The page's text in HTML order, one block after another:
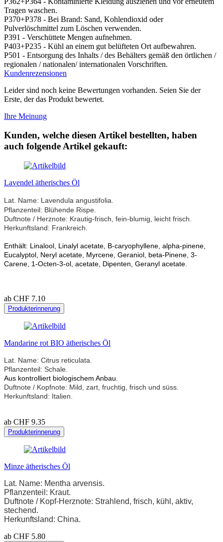
Tragen waschen.
P370+P378 - Bei Brand: Sand, Kohlendioxid oder
Pulverlöschmittel zum Löschen verwenden.
P391 - Verschüttete Mengen aufnehmen.
P403+P235 - Kühl an einem gut belüfteten Ort aufbewahren.
P501 - Entsorgung des Inhalts / des Behälters gemäß den örtlichen /
regionalen / nationalen/ internationalen Vorschriften.
Kundenrezensionen
Leider sind noch keine Bewertungen vorhanden. Seien Sie der
Erste, der das Produkt bewertet.
Ihre Meinung
Kunden, welche diesen Artikel bestellten, haben
auch folgende Artikel gekauft:
Lavendel ätherisches Öl
Lat. Name: Lavendula angustifolia
Pflanzenteil: Blühende Rispe.
Duftnote / Herznote: Krautig-frisch, fein-blumig, leicht frisch.
Herkunftsland: Frankreich.
Enthält: Linalool, Linalyl acetate, B-caryophyllene, alpha-pinene,
Eucalyptol, Neryl acetate, Myrcene, Geraniol, beta-Pinene, 3-
Carene, 1-Octen-3-ol, acetate, Dipenten, Geranyl acetate.
ab CHF 7.10
Produkterinnerung
Mandarine rot BIO ätherisches Öl
Lat. Name: Citrus reticulata.
Pflanzenteil: Schale.
Aus kontrolliert biologischem Anbau.
Duftnote / Kopfnote: Mild, zart, fruchtig, frisch und süss.
Herkunftsland: Italien.
ab CHF 9.35
Produkterinnerung
Minze ätherisches Öl
Lat. Name: Mentha arvensis.
Pflanzenteil: Kraut.
Duftnote / Kopf-Herznote: Strahlend, frisch, kühl, aktiv,
stechend.
Herkunftsland: China.
ab CHF 5.80